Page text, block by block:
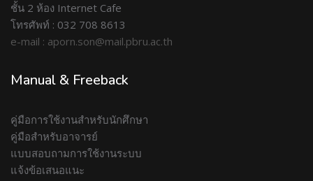
ชั้น 2 ห้อง Internet Cafe
โทรศัพท์ : 032 708 8613
e-mail : aporn.son@mail.pbru.ac.th
Manual & Freeback
คู่มือการใช้งานสำหรับนักศึกษา
คู่มือสำหรับอาจารย์
แบบสอบถามการใช้งานระบบ
แจ้งข้อเสนอแนะ